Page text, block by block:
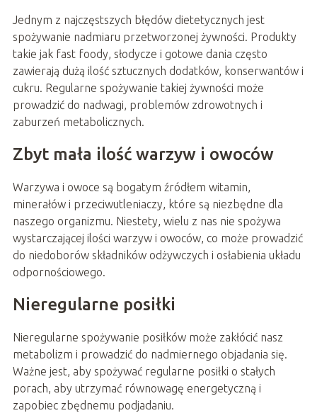
Jednym z najczęstszych błędów dietetycznych jest
spożywanie nadmiaru przetworzonej żywności. Produkty
takie jak fast foody, słodycze i gotowe dania często
zawierają dużą ilość sztucznych dodatków, konserwantów i
cukru. Regularne spożywanie takiej żywności może
prowadzić do nadwagi, problemów zdrowotnych i
zaburzeń metabolicznych.
Zbyt mała ilość warzyw i owoców
Warzywa i owoce są bogatym źródłem witamin,
minerałów i przeciwutleniaczy, które są niezbędne dla
naszego organizmu. Niestety, wielu z nas nie spożywa
wystarczającej ilości warzyw i owoców, co może prowadzić
do niedoborów składników odżywczych i osłabienia układu
odpornościowego.
Nieregularne posiłki
Nieregularne spożywanie posiłków może zakłócić nasz
metabolizm i prowadzić do nadmiernego objadania się.
Ważne jest, aby spożywać regularne posiłki o stałych
porach, aby utrzymać równowagę energetyczną i
zapobiec zbędnemu podjadaniu.